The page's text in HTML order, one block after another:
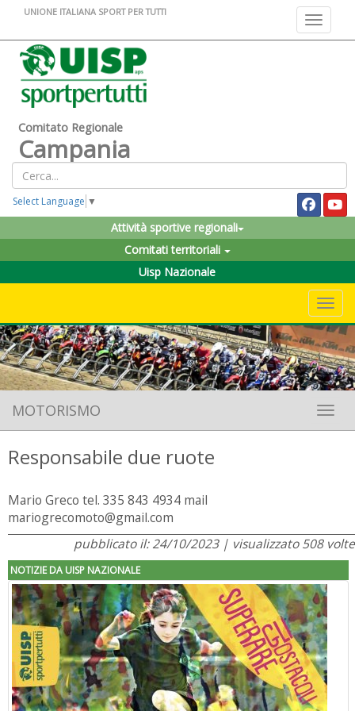
Toggle
UNIONE ITALIANA SPORT PER TUTTI
Comitato Regionale
Campania
Select Language ▼
Attività sportive regionali
Comitati territoriali
Uisp Nazionale
MOTORISMO
Responsabile due ruote
Mario Greco tel. 335 843 4934 mail
mariogrecomoto@gmail.com
pubblicato il: 24/10/2023 | visualizzato 508 volte
NOTIZIE DA UISP NAZIONALE